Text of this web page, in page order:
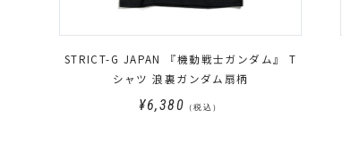
STRICT-G JAPAN 『機動戦士ガンダム』 T
シャツ 浪裏ガンダム扇柄
¥6,380 （税込）